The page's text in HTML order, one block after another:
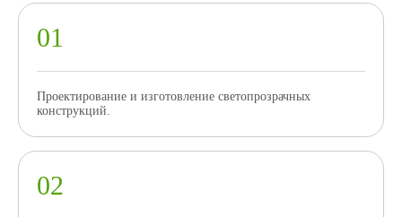
Проектирование и изготовление светопрозрачных
конструкций.